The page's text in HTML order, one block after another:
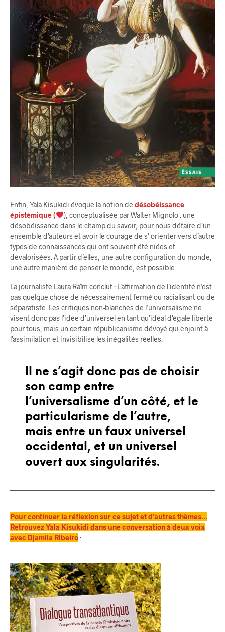
Enfin, Yala Kisukidi évoque la notion de désobéissance
épistémique (
),conceptualisée par Walter Mignolo : une
désobéissance dans le champ du savoir, pour nous défaire d’un
ensemble d’auteurs et avoir le courage de s’ orienter vers d’autre
types de connaissances qui ont souvent été niées et
dévalorisées. A partir d’elles, une autre configuration du monde,
une autre manière de penser le monde, est possible.
La journaliste Laura Raïm conclut : L’affirmation de l’identité n’est
pas quelque chose de nécessairement fermé ou racialisant ou de
séparatiste. Les critiques non-blanches de l’universalisme ne
visent donc pas l’idée d’universel en tant qu’idéal d’égale liberté
pour tous, mais un certain républicanisme dévoyé qui enjoint à
l’assimilation et invisibilise les inégalités réelles.
Il ne s’agit donc pas de choisir
son camp entre
l’universalisme d’un côté, et le
particularisme de l’autre,
mais entre un faux universel
occidental, et un universel
ouvert aux singularités.
Pour continuer la réflexion sur ce sujet et d’autres thèmes…
Retrouvez Yala Kisukidi dans une conversation à deux voix
avec Djamila Ribeiro: